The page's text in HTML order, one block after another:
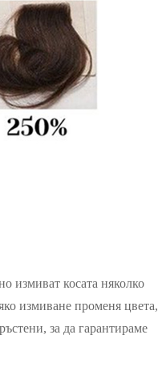
измиват косата няколко
измиване променя цвета,
за да гарантираме